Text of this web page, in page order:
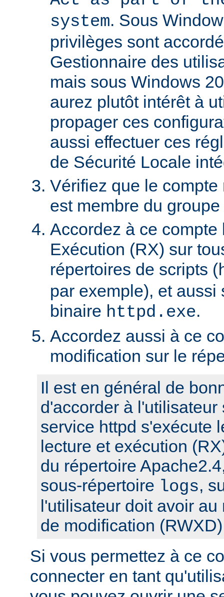
system. Sous
privilèges sont
Gestionnaire des
mais sous Windows
aurez plutôt intérêt à
propager ces
aussi effectuer ces
de Sécurité Locale
Vérifiez que le
est membre du
Accordez à ce
Exécution (RX) sur
répertoires de scripts (
par exemple), et aussi
binaire httpd.exe.
Accordez aussi à ce
modification sur le
Il est en général de
d'accorder à
service httpd s'exécute
lecture et exécution
du répertoire
sous-répertoire logs,
l'utilisateur doit avoir
de modification
Si vous permettez à ce
connecter en tant